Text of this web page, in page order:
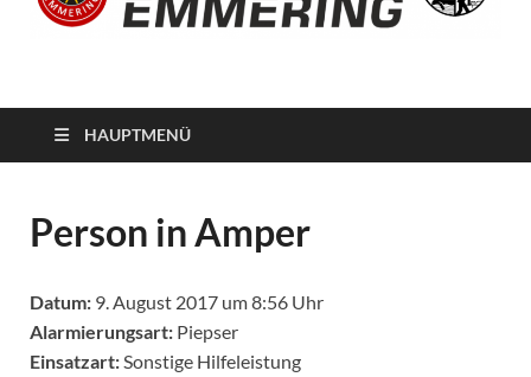
HAUPTMENÜ
Person in Amper
Datum: 9. August 2017 um 8:56 Uhr
Alarmierungsart: Piepser
Einsatzart: Sonstige Hilfeleistung